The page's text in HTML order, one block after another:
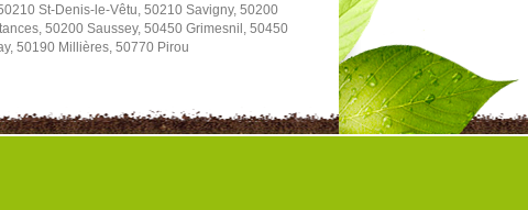
St-Denis-le-Vêtu, 50210 Savigny, 50200
50200 Saussey, 50450 Grimesnil, 50450
50190 Millières, 50770 Pirou